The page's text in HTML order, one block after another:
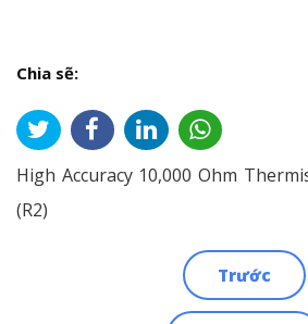
Chia sẽ:
High Accuracy 10,000 Ohm
(R2)
Trước